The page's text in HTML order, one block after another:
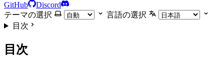
GitHub
Discord
テーマの選択
言語の選択
目次
目次